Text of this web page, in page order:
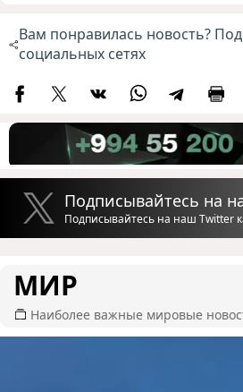
Вам понравилась новость?
социальных сетях
Подписывайтесь на
Подписывайтесь на наш Twitter
МИР
Наиболее важные мировые